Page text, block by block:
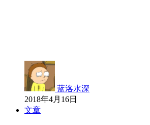
蓝洛水深
2018年4月16日
文章